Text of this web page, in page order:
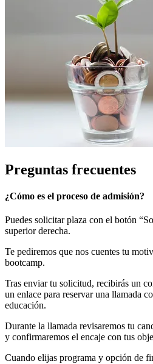
Preguntas frecuentes
¿Cómo es el proceso de admisión?
Puedes solicitar plaza con el botón
superior derecha.
Te pediremos que nos cuentes tu
bootcamp.
Tras enviar tu solicitud, recibirás un
un enlace para reservar una llamada
educación.
Durante la llamada revisaremos tu
y confirmaremos el encaje con tus
Cuando elijas programa y opción de